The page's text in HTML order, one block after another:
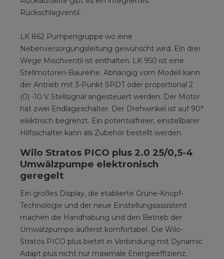
Rückschlagventil.
LK 862 Pumpengruppe wo eine
Nebenversorgungsleitung gewünscht wird. Ein drei
Wege Mischventil ist enthalten. LK 950 ist eine
Stellmotoren-Baureihe. Abhängig vom ­Modell kann
der Antrieb mit 3-Punkt SPDT oder proportional 2
(0) -10 V Stellsignal angesteuert werden. Der Motor
hat zwei Endlageschalter. Der Drehwinkel ist auf 90°
­elektrisch ­begrenzt. Ein potentialfreier, einstellbarer
Hilfsschalter kann als Zubehör bestellt werden.
Wilo Stratos PICO plus 2.0 25/0,5-4
Umwälzpumpe elektronisch
geregelt
Ein großes Display, die etablierte Grüne-Knopf-
Technologie und der neue Einstellungsassistent
machen die Handhabung und den Betrieb der
Umwälzpumpe äußerst komfortabel. Die Wilo-
Stratos PICO plus bietet in Verbindung mit Dynamic
Adapt plus nicht nur maximale Energieeffizienz,